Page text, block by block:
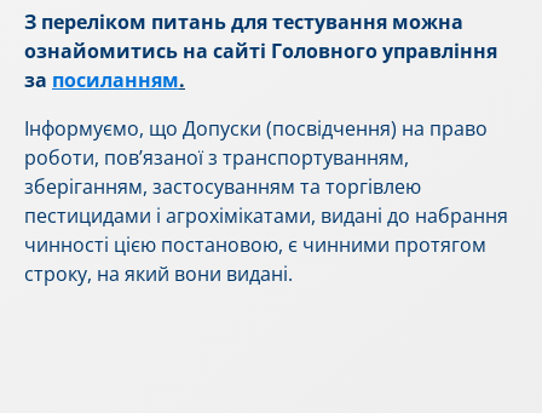
З переліком питань для тестування можна
ознайомитись на сайті Головного управління
за посиланням.
Інформуємо, що Допуски (посвідчення) на право
роботи, пов’язаної з транспортуванням,
зберіганням, застосуванням та торгівлею
пестицидами і агрохімікатами, видані до набрання
чинності цією постановою, є чинними протягом
строку, на який вони видані.